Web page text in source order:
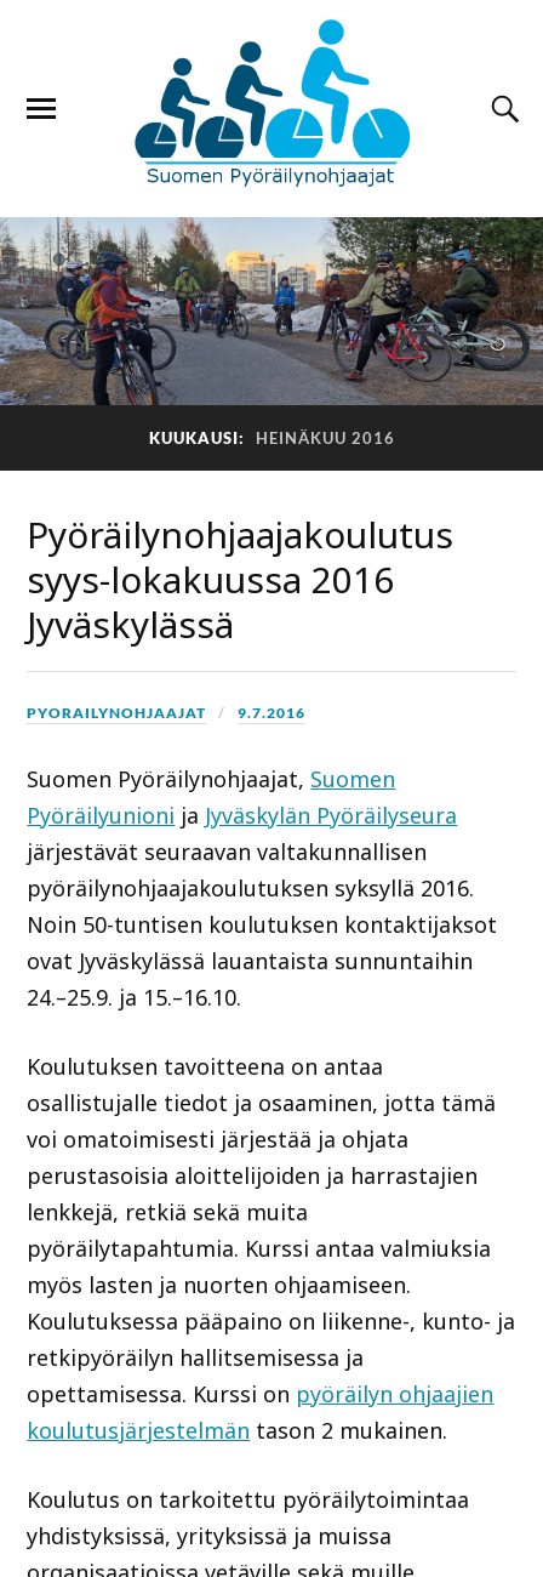
KUUKAUSI: HEINÄKUU 2016
Pyöräilynohjaajakoulutus
syys-lokakuussa 2016
Jyväskylässä
PYORAILYNOHJAAJAT 9.7.2016
Suomen Pyöräilynohjaajat, Suomen
Pyöräilyunioni ja Jyväskylän Pyöräilyseura
järjestävät seuraavan valtakunnallisen
pyöräilynohjaajakoulutuksen syksyllä 2016.
Noin 50-tuntisen koulutuksen kontaktijaksot
ovat Jyväskylässä lauantaista sunnuntaihin
24.–25.9. ja 15.–16.10.
Koulutuksen tavoitteena on antaa
osallistujalle tiedot ja osaaminen, jotta tämä
voi omatoimisesti järjestää ja ohjata
perustasoisia aloittelijoiden ja harrastajien
lenkkejä, retkiä sekä muita
pyöräilytapahtumia. Kurssi antaa valmiuksia
myös lasten ja nuorten ohjaamiseen.
Koulutuksessa pääpaino on liikenne-, kunto- ja
retkipyöräilyn hallitsemisessa ja
opettamisessa. Kurssi on pyöräilyn ohjaajien
koulutusjärjestelmän tason 2 mukainen.
Koulutus on tarkoitettu pyöräilytoimintaa
yhdistyksissä, yrityksissä ja muissa